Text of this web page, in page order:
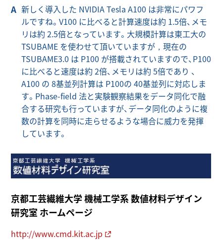
新しく導入した NVIDIA Tesla A100 は非常にパワフ
ルですね。V100 に比べると計算速度は約 1.5倍、メモ
リは約 2.5倍となっています。大規模計算は東工大の
TSUBAME を使わせて頂いていますが，現在の
TSUBAME3.0 は P100 が搭載されていますので、P100
に比べると速度は約 2倍、メモリは約 5倍であり 、
A100 の 8基並列計算は P100の 40基並列に対応しま
す。Phase-field 法と実験観察結果をデータ同化で融
合する研究も行っていますが、データ同化のように複
数の計算を同時に走らせるような場合に威力を発揮
しています。
京都工芸繊維大学 機械工学系 数値材料デザイン
研究室 ホームページ
http://www.cmd.kit.ac.jp